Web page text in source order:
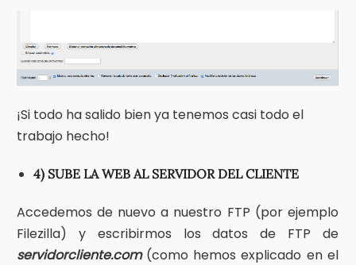
¡Si todo ha salido bien ya tenemos casi todo el
trabajo hecho!
4) SUBE LA WEB AL SERVIDOR DEL CLIENTE
Accedemos de nuevo a nuestro FTP (por ejemplo
Filezilla) y escribirmos los datos de FTP de
servidorcliente.com(como hemos explicado en el